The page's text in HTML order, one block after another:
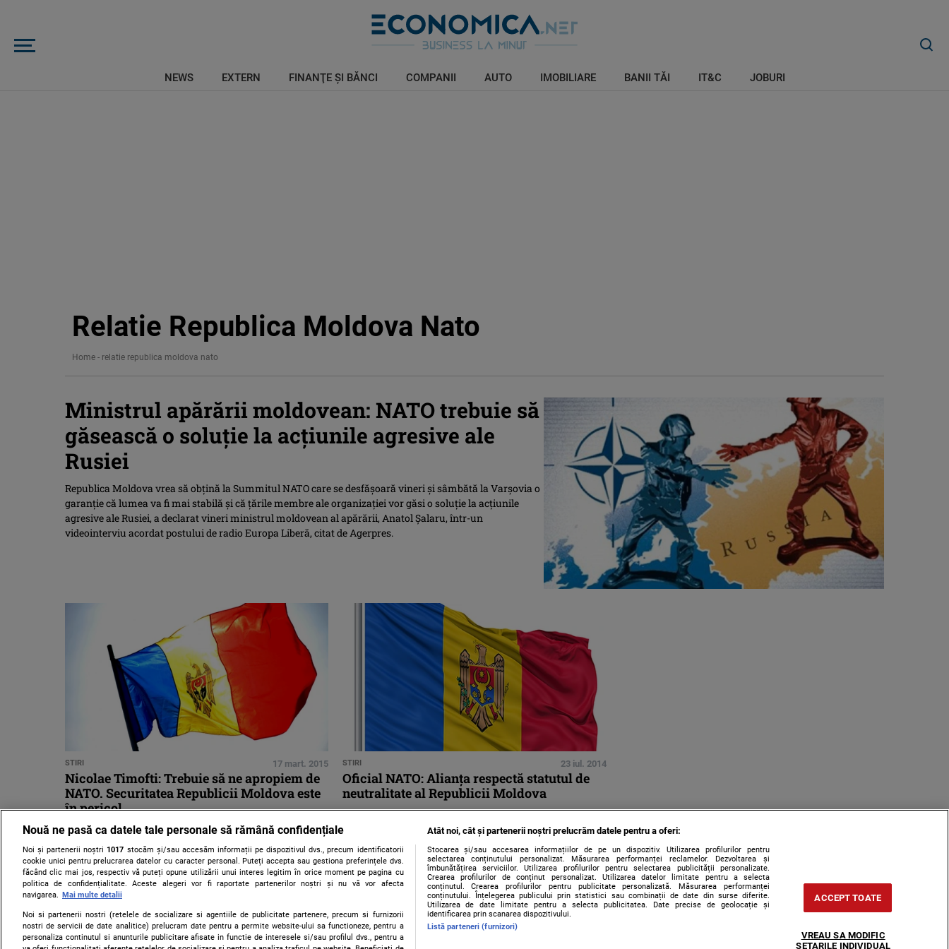
NEWS EXTERN FINANŢE ŞI BĂNCI COMPANII AUTO IMOBILIARE BANII TĂI IT&C JOBURI
Relatie Republica Moldova Nato
Home - relatie republica moldova nato
Ministrul apărării moldovean: NATO trebuie să
găsească o soluţie la acţiunile agresive ale
Rusiei
Republica Moldova vrea să obţină la Summitul NATO care se desfăşoară vineri şi sâmbătă la Varşovia o
garanţie că lumea va fi mai stabilă şi că ţările membre ale organizaţiei vor găsi o soluţie la acţiunile
agresive ale Rusiei, a declarat vineri ministrul moldovean al apărării, Anatol Şalaru, într-un
videointerviu acordat postului de radio Europa Liberă, citat de Agerpres.
STIRI 17 mart. 2015
Nicolae Timofti: Trebuie să ne apropiem de
NATO. Securitatea Republicii Moldova este
în pericol
STIRI 23 iul. 2014
Oficial NATO: Alianţa respectă statutul de
neutralitate al Republicii Moldova
Nouă ne pasă ca datele tale personale să rămână confidențiale
Noi și partenerii noștri1017 stocăm și/sau accesăm informații pe dispozitivul dvs., precum identificatorii
cookie unici pentru prelucrarea datelor cu caracter personal. Puteți accepta sau gestiona preferințele dvs.
făcând clic mai jos, respectiv vă puteți opune utilizării unui interes legitim în orice moment pe pagina cu
politica de confidențialitate. Aceste alegeri vor fi raportate partenerilor noștri și nu vă vor afecta
navigarea.
Mai multe detalii
Noi si partenerii nostri (retelele de socializare si agentiile de publicitate partenere, precum si furnizorii
nostri de servicii de date analitice) prelucram date pentru a permite website-ului sa functioneze, pentru a
personaliza continutul si anunturile publicitare afisate in functie de interesele si/sau profilul dvs., pentru a
Atât noi, cât și partenerii noștri prelucrăm datele pentru a oferi:
Stocarea și/sau accesarea informațiilor de pe un dispozitiv. Utilizarea profilurilor pentru
selectarea conținutului personalizat. Măsurarea performanței reclamelor. Dezvoltarea și
îmbunătățirea serviciilor. Utilizarea profilurilor pentru selectarea publicității personalizate.
Crearea profilurilor de conținut personalizat. Utilizarea datelor limitate pentru a selecta
conținutul. Crearea profilurilor pentru publicitate personalizată. Măsurarea performanței
conținutului. Înțelegerea publicului prin statistici sau combinații de date din surse diferite.
Utilizarea de date limitate pentru a selecta publicitatea. Date precise de geolocație și
identificarea prin scanarea dispozitivului.
Listă parteneri (furnizori)
ACCEPT TOATE
VREAU SA MODIFIC
SETARILE INDIVIDUAL